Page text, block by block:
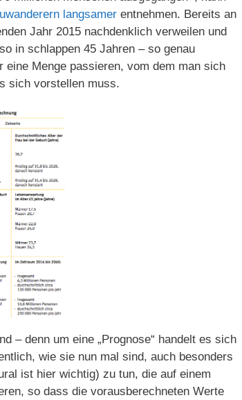
langsamer entnehmen. Bereits an
Jahr 2015 nachdenklich verweilen und
in schlappen 45 Jahren – so genau
Menge passieren, vom dem man sich
sich vorstellen muss.
– denn um eine „Prognose“ handelt es sich
wie sie nun mal sind, auch besonders
ist hier wichtig) zu tun, die auf einem
so dass die vorausberechneten Werte